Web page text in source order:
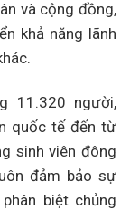
và cộng đồng,
khả năng lãnh
11.320 người,
quốc tế đến từ
sinh viên đông
đảm bảo sự
biệt chủng